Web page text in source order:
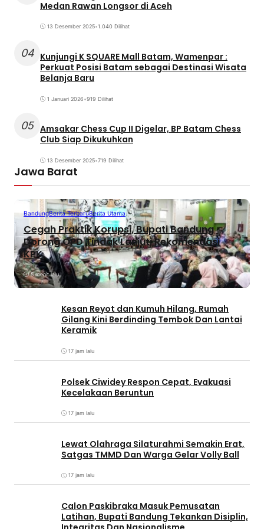
Medan Rawan Longsor di Aceh
13 Desember 2025•1.040 Dilihat
04 Kunjungi K SQUARE Mall Batam, Wamenpar :
Perkuat Posisi Batam sebagai Destinasi Wisata
Belanja Baru
1 Januari 2026•919 Dilihat
05 Amsakar Chess Cup II Digelar, BP Batam Chess
Club Siap Dikukuhkan
13 Desember 2025•719 Dilihat
Jawa Barat
BandungBerita TerbaruBerita Utama
Cegah Praktik Korupsi, Bupati Bandung
Dorong OPD Tindak Lanjuti Rekomendasi
KPK
5 menit lalu
Kesan Reyot dan Kumuh Hilang, Rumah
Gilang Kini Berdinding Tembok Dan Lantai
Keramik
17 jam lalu
Polsek Ciwidey Respon Cepat, Evakuasi
Kecelakaan Beruntun
17 jam lalu
Lewat Olahraga Silaturahmi Semakin Erat,
Satgas TMMD Dan Warga Gelar Volly Ball
17 jam lalu
Calon Paskibraka Masuk Pemusatan
Latihan, Bupati Bandung Tekankan Disiplin,